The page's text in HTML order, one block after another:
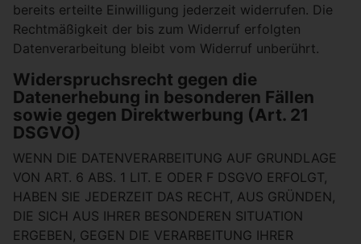
bereits erteilte Einwilligung jederzeit widerrufen. Die
Rechtmäßigkeit der bis zum Widerruf erfolgten
Datenverarbeitung bleibt vom Widerruf unberührt.
Widerspruchsrecht gegen die
Datenerhebung in besonderen Fällen
sowie gegen Direktwerbung (Art. 21
DSGVO)
WENN DIE DATENVERARBEITUNG AUF GRUNDLAGE
VON ART. 6 ABS. 1 LIT. E ODER F DSGVO ERFOLGT,
HABEN SIE JEDERZEIT DAS RECHT, AUS GRÜNDEN,
DIE SICH AUS IHRER BESONDEREN SITUATION
ERGEBEN, GEGEN DIE VERARBEITUNG IHRER